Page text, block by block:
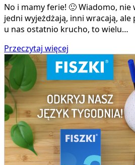
No i mamy ferie! 🙂 Wiadomo, nie
jedni wyjeżdżają, inni wracają,
u nas ostatnio krucho, to wielu…
Przeczytaj więcej